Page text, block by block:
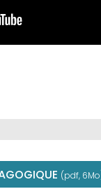
(pdf,